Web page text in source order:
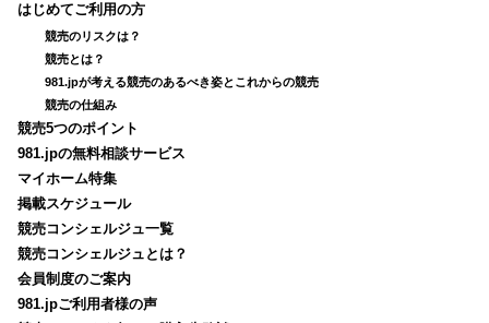
はじめてご利用の方
競売のリスクは？
競売とは？
981.jpが考える競売のあるべき姿とこれからの競売
競売の仕組み
競売5つのポイント
981.jpの無料相談サービス
マイホーム特集
掲載スケジュール
競売コンシェルジュ一覧
競売コンシェルジュとは？
会員制度のご案内
981.jpご利用者様の声